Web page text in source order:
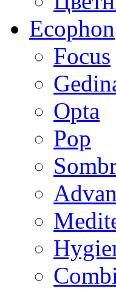
Ecophon
Focus
Opta
Pop